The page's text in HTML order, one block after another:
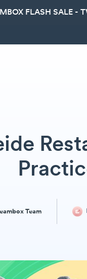
FLASH SALE -
Team